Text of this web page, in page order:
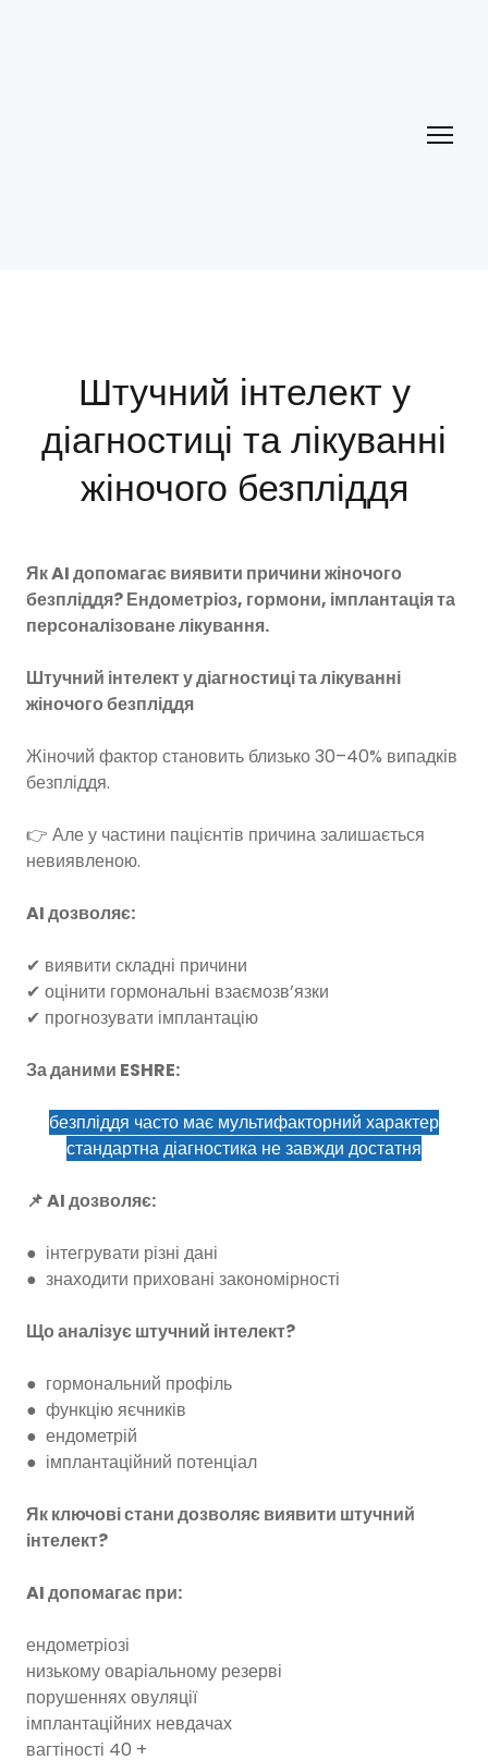
Штучний інтелект у
діагностиці та лікуванні
жіночого безпліддя
Як AI допомагає виявити причини жіночого
безпліддя? Ендометріоз, гормони, імплантація та
персоналізоване лікування.
Штучний інтелект у діагностиці та лікуванні
жіночого безпліддя
Жіночий фактор становить близько 30–40% випадків
безпліддя.
👉 Але у частини пацієнтів причина залишається
невиявленою.
AI дозволяє:
✔ виявити складні причини
✔ оцінити гормональні взаємозв’язки
✔ прогнозувати імплантацію
За даними ESHRE:
безпліддя часто має мультифакторний характер
стандартна діагностика не завжди достатня
📌 AI дозволяє:
● інтегрувати різні дані
● знаходити приховані закономірності
Що аналізує штучний інтелект?
● гормональний профіль
● функцію яєчників
● ендометрій
● імплантаційний потенціал
Як ключові стани дозволяє виявити штучний
інтелект?
AI допомагає при:
ендометріозі
низькому оваріальному резерві
порушеннях овуляції
імплантаційних невдачах
вагтіності 40 +